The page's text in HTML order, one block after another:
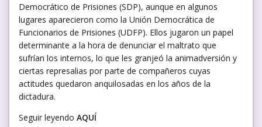
Democrático de Prisiones (SDP), aunque en algunos
lugares aparecieron como la Unión Democrática de
Funcionarios de Prisiones (UDFP). Ellos jugaron un papel
determinante a la hora de denunciar el maltrato que
sufrían los internos, lo que les granjeó la animadversión y
ciertas represalias por parte de compañeros cuyas
actitudes quedaron anquilosadas en los años de la
dictadura.
Seguir leyendo AQUÍ